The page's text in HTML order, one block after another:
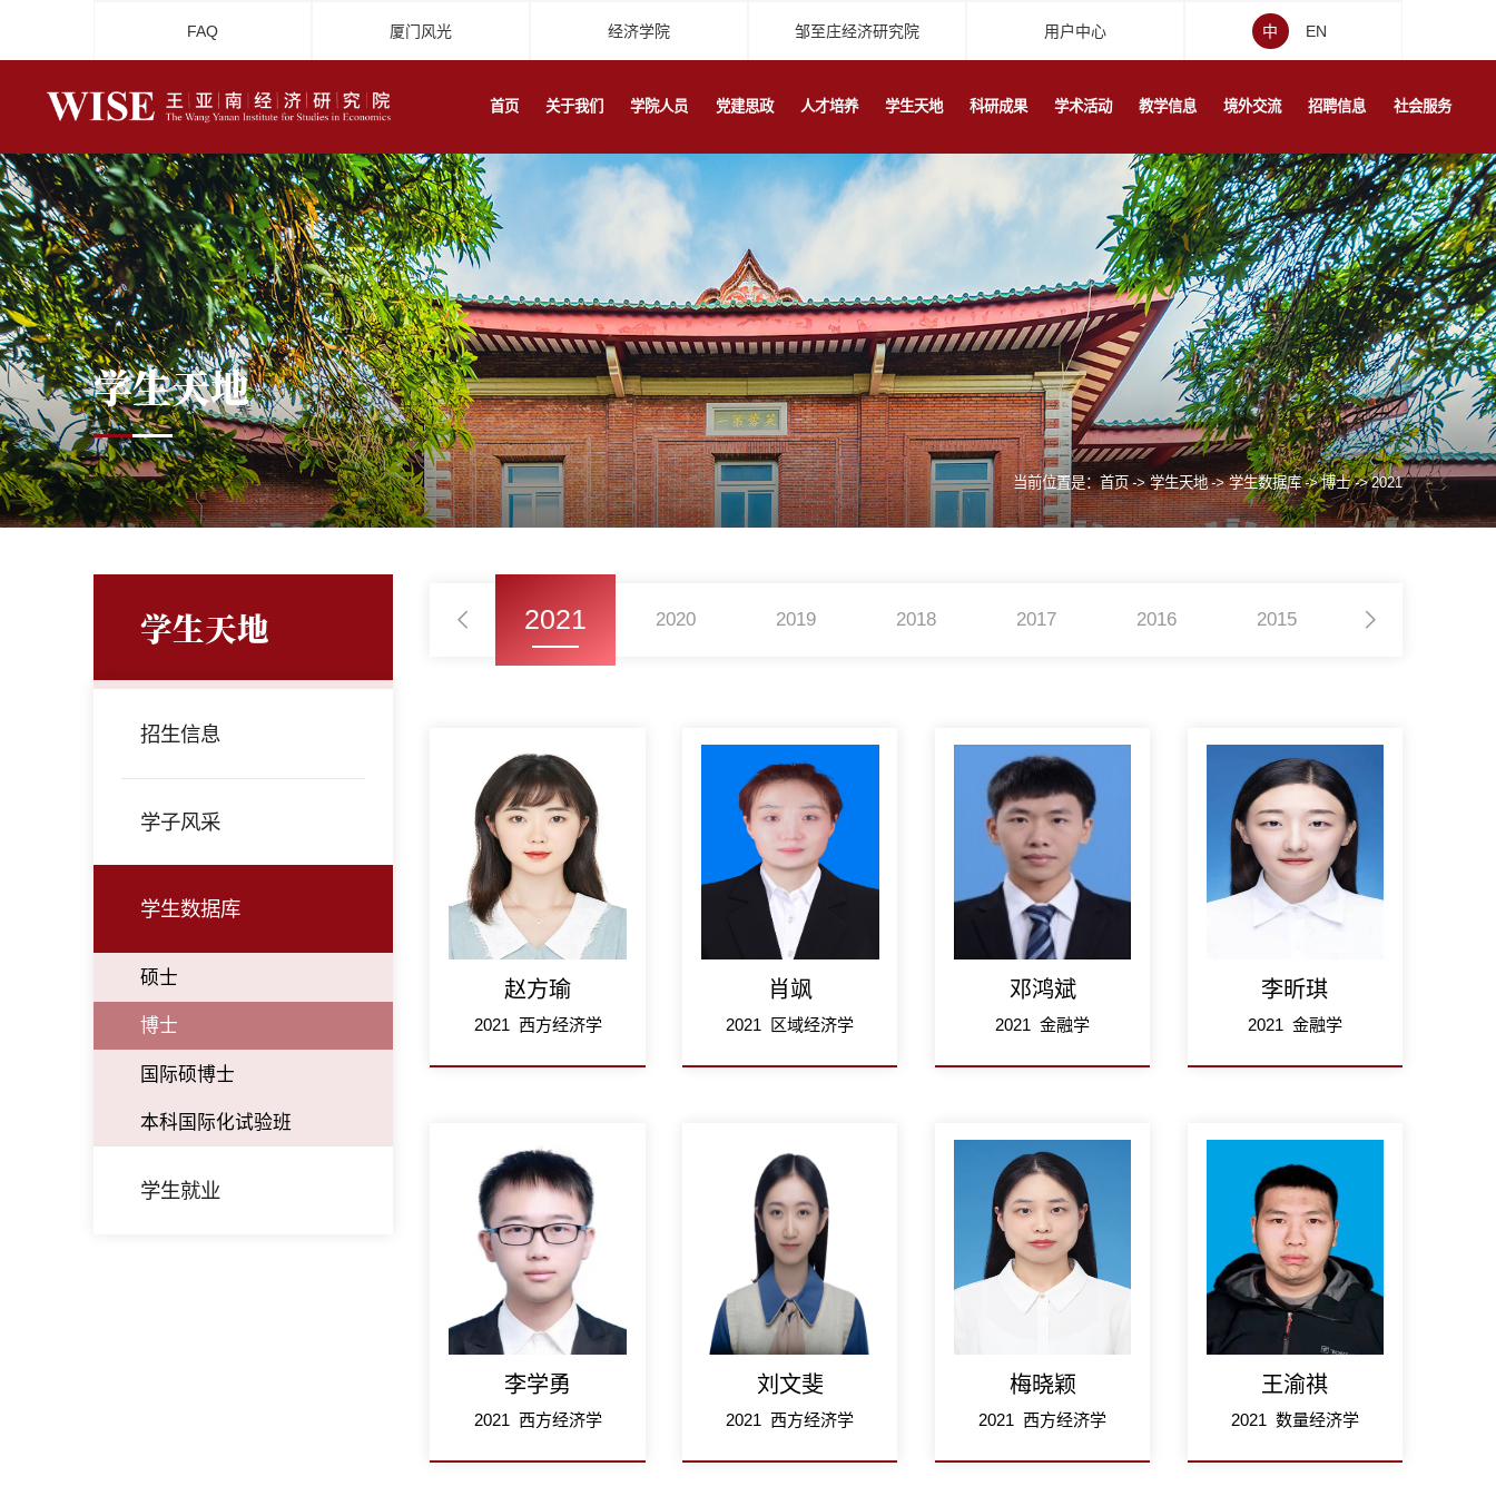
FAQ 厦门风光 经济学院 邹至庄经济研究院 用户中心 中 EN
首页 关于我们 学院人员 党建思政 人才培养 学生天地 科研成果 学术活动 教学信息 境外交流 招聘信息 社会服务
学生天地
当前位置是：首页 -> 学生天地 -> 学生数据库 -> 博士 -> 2021
学生天地
招生信息
学子风采
学生数据库
硕士
博士
国际硕博士
本科国际化试验班
学生就业
2024 2021 2020 2019 2018 2017 2016 2015
赵方瑜
2021 西方经济学
肖飒
2021 区域经济学
邓鸿斌
2021 金融学
李昕琪
2021 金融学
李学勇
2021 西方经济学
刘文斐
2021 西方经济学
梅晓颖
2021 西方经济学
王渝祺
2021 数量经济学